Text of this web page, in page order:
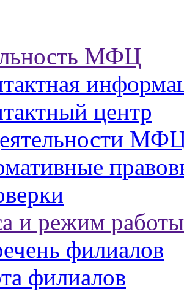
МФЦ
центр
и режим работы
филиалов
филиалов